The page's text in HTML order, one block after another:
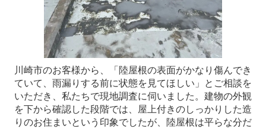
川崎市のお客様から、「陸屋根の表面がかなり傷んでき
ていて、雨漏りする前に状態を見てほしい」とご相談を
いただき、私たちで現地調査に伺いました。建物の外観
を下から確認した段階では、屋上付きのしっかりした造
りのお住まいという印象でしたが、陸屋根は平らな分だ